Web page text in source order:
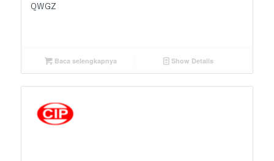
QWGZ
Baca selengkapnya Show Details